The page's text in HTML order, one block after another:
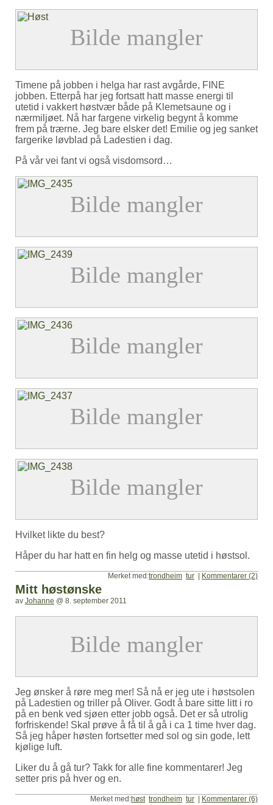
Timene på jobben i helga har rast avgårde, FINE
jobben. Etterpå har jeg fortsatt hatt masse energi til
utetid i vakkert høstvær både på Klemetsaune og i
nærmiljøet. Nå har fargene virkelig begynt å komme
frem på trærne. Jeg bare elsker det! Emilie og jeg sanket
fargerike løvblad på Ladestien i dag.
På vår vei fant vi også visdomsord…
Hvilket likte du best?
Håper du har hatt en fin helg og masse utetid i høstsol.
Merket med:trondheim tur | Kommentarer (2)
Mitt høstønske
av Johanne @ 8. september 2011
Jeg ønsker å røre meg mer! Så nå er jeg ute i høstsolen
på Ladestien og triller på Oliver. Godt å bare sitte litt i ro
på en benk ved sjøen etter jobb også. Det er så utrolig
forfriskende! Skal prøve å få til å gå i ca 1 time hver dag.
Så jeg håper høsten fortsetter med sol og sin gode, lett
kjølige luft.
Liker du å gå tur? Takk for alle fine kommentarer! Jeg
setter pris på hver og en.
Merket med:høst trondheim tur Kommentarer (6)